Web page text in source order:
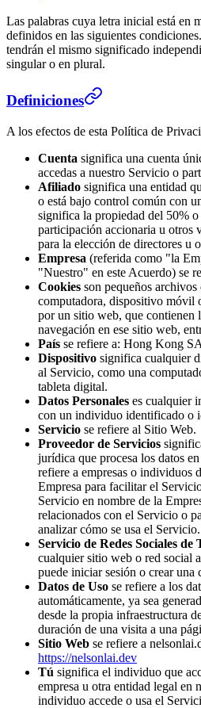
Las palabras cuya letra inicial está en
definidos en las siguientes
tendrán el mismo significado
singular o en plural.
Definiciones
A los efectos de esta Política de
Cuenta significa una cuenta
accedas a nuestro Servicio o
Afiliado significa una entidad
o está bajo control común con
significa la propiedad del 50% o
participación accionaria u otros
para la elección de directores u
Empresa (referida como "la
"Nuestro" en este Acuerdo) se
Cookies son pequeños
computadora, dispositivo móvil
por un sitio web, que contienen
navegación en ese sitio web,
País se refiere a: Hong Kong
Dispositivo significa cualquier
al Servicio, como una
tableta digital.
Datos Personales es cualquier
con un individuo identificado o
Servicio se refiere al Sitio Web.
Proveedor de Servicios
jurídica que procesa los datos
refiere a empresas o individuos
Empresa para facilitar el
Servicio en nombre de la
relacionados con el Servicio o
analizar cómo se usa el Servicio.
Servicio de Redes Sociales de
cualquier sitio web o red social
puede iniciar sesión o crear una
Datos de Uso se refiere a los
automáticamente, ya sea
desde la propia infraestructura
duración de una visita a una
Sitio Web se refiere a
https://nelsonlai.dev
Tú significa el individuo que
empresa u otra entidad legal en
individuo accede o usa el